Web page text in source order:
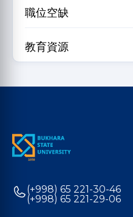
職位空缺
教育資源
(+998) 65 221-30-46
(+998) 65 221-29-06